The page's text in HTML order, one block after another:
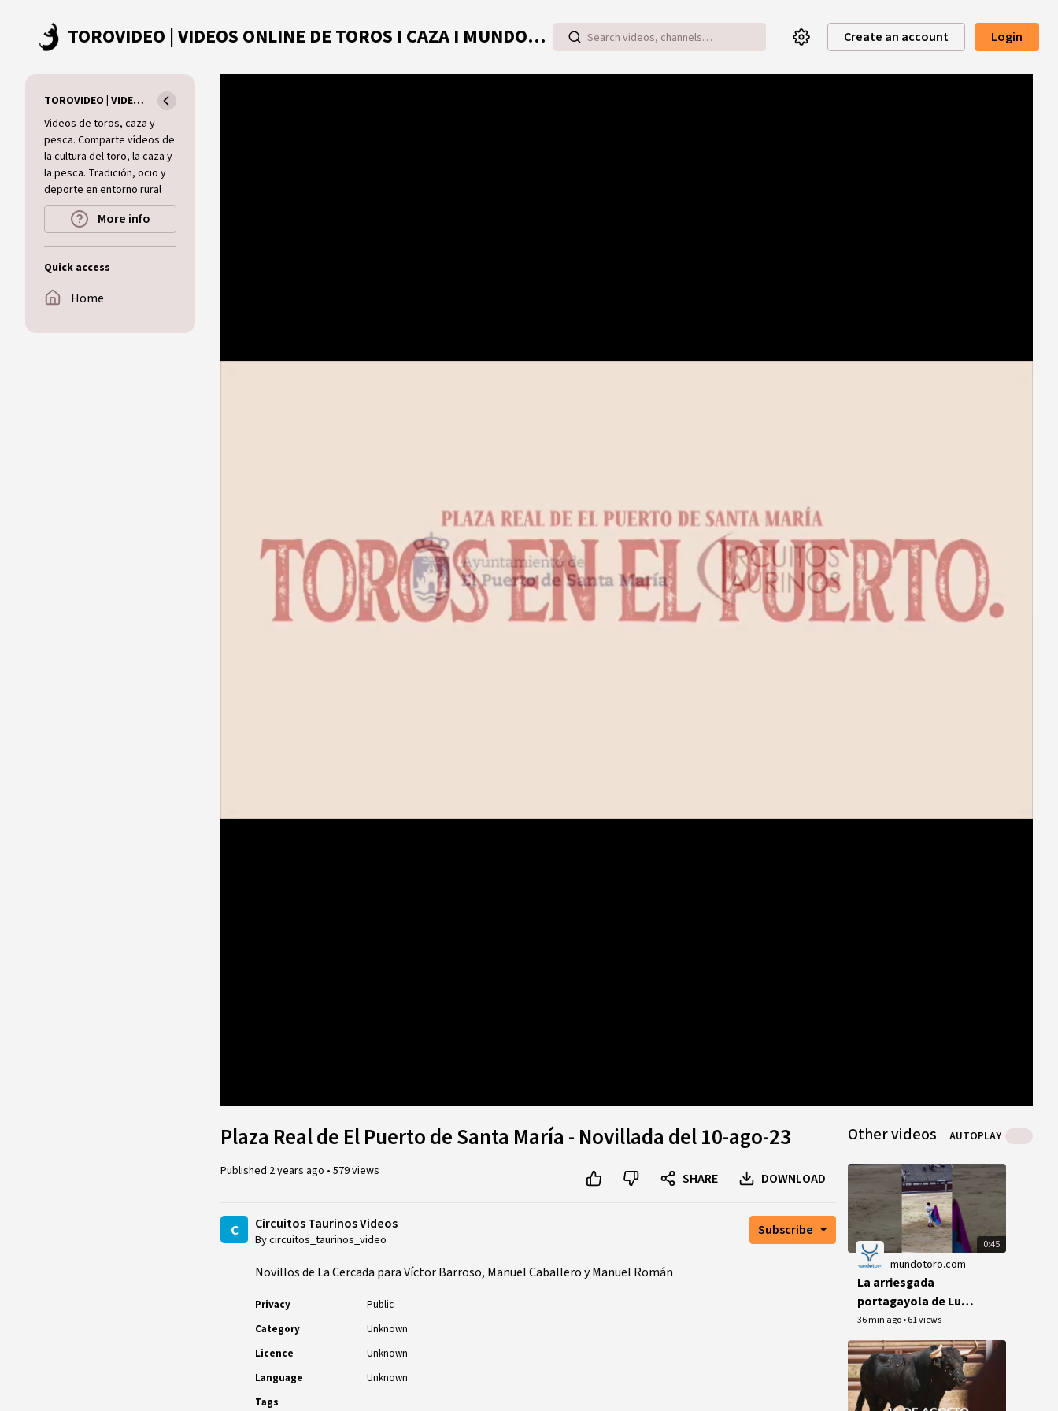
TOROVIDEO | VIDEOS ONLINE DE TOROS I CAZA I MUNDO RURAL Create an account Login
TOROVIDEO | VIDEOS ONLINE DE TOROS I CAZA I MUNDO RURAL
Videos de toros, caza y
pesca. Comparte vídeos de
la cultura del toro, la caza y
la pesca. Tradición, ocio y
deporte en entorno rural
More info
Quick access
Home
Plaza Real de El Puerto de Santa María - Novillada del 10-ago-23
Published 2 years ago • 579 views SHARE DOWNLOAD
c Circuitos Taurinos Videos
By circuitos_taurinos_video
Subscribe
Novillos de La Cercada para Víctor Barroso, Manuel Caballero y Manuel Román
Privacy
Public
Category
Unknown
Licence
Unknown
Language
Unknown
Tags
Other videos AUTOPLAY
0:45
mundotoro.com
La arriesgada
portagayola de Luis
David Adame al
cuarto en Las
Ventas
36 min ago•61 views